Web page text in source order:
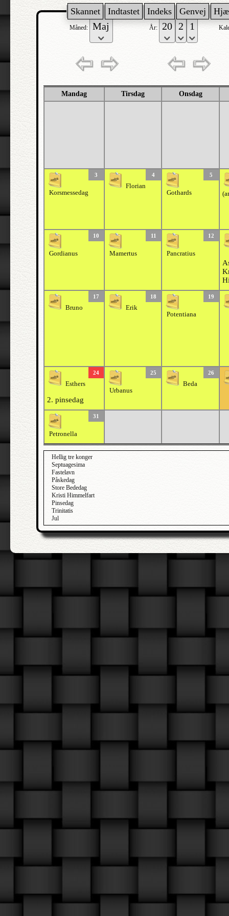
Skannet Indtastet Indeks Genvej
Måned: År:
Mandag Tirsdag Onsdag
3
Korsmessedag
4
Florian
5
Gothards
10
Gordianus
11
Mamertus
12
Pancratius
17
Bruno
18
Erik
19
Potentiana
24
Esthers
2. pinsedag
25
Urbanus
26
Beda
31
Petronella
Hellig tre konger
Septuagesima
Fastelavn
Påskedag
Store Bededag
Kristi Himmelfart
Pinsedag
Trinitatis
Jul